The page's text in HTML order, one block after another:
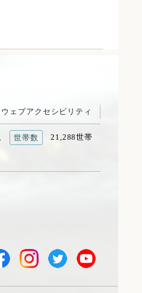
ウェブアクセシビリティ
世帯数 21,288世帯